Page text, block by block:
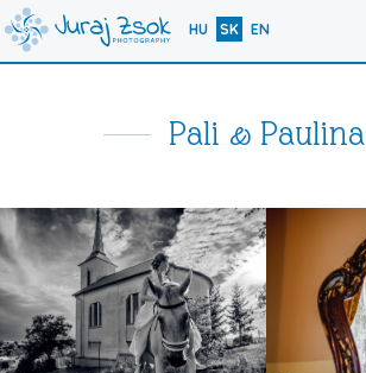
HU SK EN
Pali & Paulina